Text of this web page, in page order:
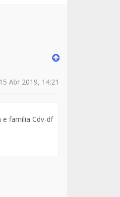
15 Abr 2019, 14:21
família Cdv-df